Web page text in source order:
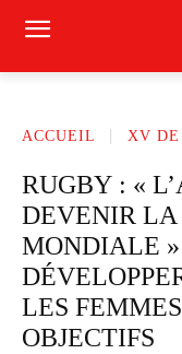
ACCUEIL XV DE
RUGBY : «
DEVENIR
MONDIALE
LES
OBJECTIFS